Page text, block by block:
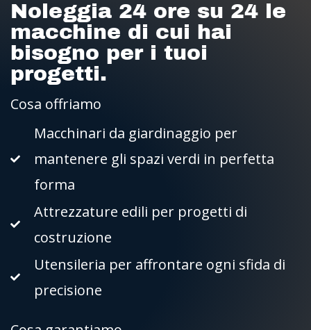
Noleggia 24 ore su 24 le
macchine di cui hai
bisogno per i tuoi
progetti.
Cosa offriamo
Macchinari da giardinaggio per
mantenere gli spazi verdi in perfetta
forma
Attrezzature edili per progetti di
costruzione
Utensileria per affrontare ogni sfida di
precisione